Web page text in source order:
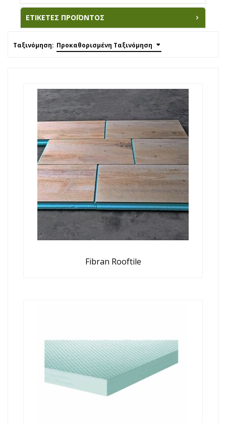
ΕΤΙΚΈΤΕΣ ΠΡΟΪΌΝΤΟΣ
Ταξινόμηση: Προκαθορισμένη Ταξινόμηση
Fibran Rooftile